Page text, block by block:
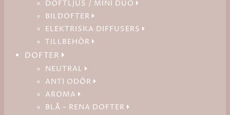
DOFTLJUS / MINI DUO
BILDOFTER
ELEKTRISKA DIFFUSERS
TILLBEHÖR
DOFTER
NEUTRAL
ANTI ODÖR
AROMA
BLÅ – RENA DOFTER